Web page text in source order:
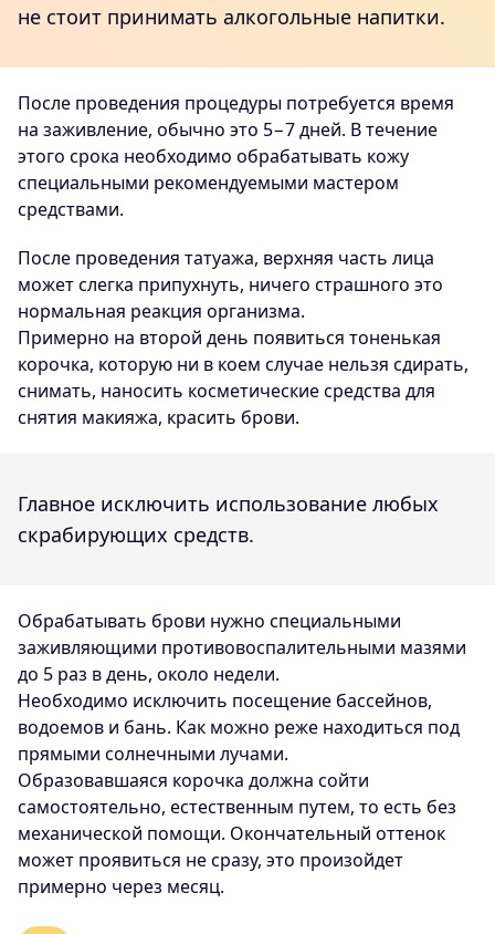
не стоит принимать алкогольные напитки.
После проведения процедуры потребуется время
на заживление, обычно это 5−7 дней. В течение
этого срока необходимо обрабатывать кожу
специальными рекомендуемыми мастером
средствами.
После проведения татуажа, верхняя часть лица
может слегка припухнуть, ничего страшного это
нормальная реакция организма.
Примерно на второй день появиться тоненькая
корочка, которую ни в коем случае нельзя сдирать,
снимать, наносить косметические средства для
снятия макияжа, красить брови.
Главное исключить использование любых
скрабирующих средств.
Обрабатывать брови нужно специальными
заживляющими противовоспалительными мазями
до 5 раз в день, около недели.
Необходимо исключить посещение бассейнов,
водоемов и бань. Как можно реже находиться под
прямыми солнечными лучами.
Образовавшаяся корочка должна сойти
самостоятельно, естественным путем, то есть без
механической помощи. Окончательный оттенок
может проявиться не сразу, это произойдет
примерно через месяц.